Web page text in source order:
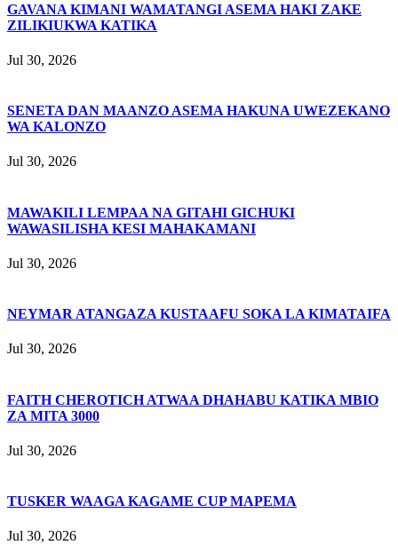
GAVANA KIMANI WAMATANGI ASEMA HAKI ZAKE
ZILIKIUKWA KATIKA
Jul 30, 2026
SENETA DAN MAANZO ASEMA HAKUNA UWEZEKANO
WA KALONZO
Jul 30, 2026
MAWAKILI LEMPAA NA GITAHI GICHUKI
WAWASILISHA KESI MAHAKAMANI
Jul 30, 2026
NEYMAR ATANGAZA KUSTAAFU SOKA LA KIMATAIFA
Jul 30, 2026
FAITH CHEROTICH ATWAA DHAHABU KATIKA MBIO
ZA MITA 3000
Jul 30, 2026
TUSKER WAAGA KAGAME CUP MAPEMA
Jul 30, 2026